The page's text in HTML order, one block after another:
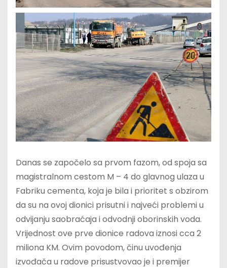
Danas se započelo sa prvom fazom, od spoja sa
magistralnom cestom M – 4 do glavnog ulaza u
Fabriku cementa, koja je bila i prioritet s obzirom
da su na ovoj dionici prisutni i najveći problemi u
odvijanju saobraćaja i odvodnji oborinskih voda.
Vrijednost ove prve dionice radova iznosi cca 2
miliona KM. Ovim povodom, činu uvođenja
izvođača u radove prisustvovao je i premijer